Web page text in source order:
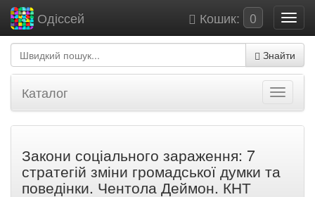
Кошик: 0
Одіссей
Знайти
Каталог
Закони соціального зараження: 7
стратегій зміни громадської думки та
поведінки. Чентола Деймон. КНТ